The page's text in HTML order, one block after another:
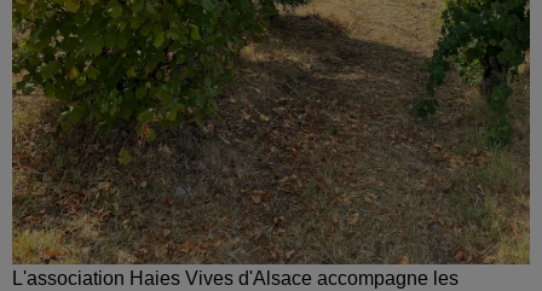
L'association Haies Vives d'Alsace accompagne les